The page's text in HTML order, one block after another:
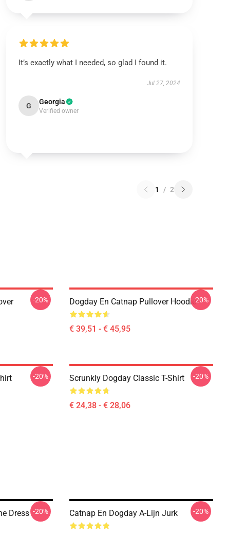
It’s exactly what I needed, so glad I found it.
Jul 27, 2024
G Georgia
Verified owner
1 / 2
-20% Dogday En Catnap Pullover Hoodie
€ 39,51 - € 45,95
-20%
-20% Scrunkly Dogday Classic T-Shirt
€ 24,38 - € 28,06
-20%
Dress -20% Catnap En Dogday A-Lijn Jurk -20%